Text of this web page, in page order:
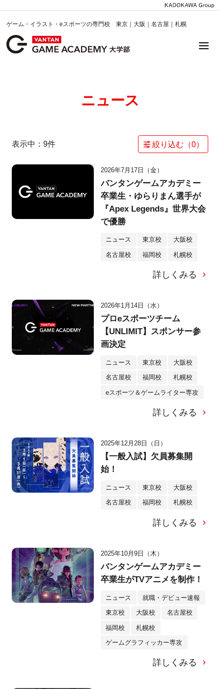
ゲーム・イラスト・eスポーツの専門校 東京｜大阪｜名古屋｜札幌
ニュース
表示中： 9件 絞り込む（0）
2026年7月17日（金）
バンタンゲームアカデミー
卒業生・ゆらりまん選手が
『Apex Legends』世界大会
で優勝
ニュース 東京校 大阪校
名古屋校 福岡校 札幌校
詳しくみる
2026年1月14日（水）
プロeスポーツチーム
【UNLIMIT】スポンサー参
画決定
ニュース 東京校 大阪校
名古屋校 福岡校 札幌校
eスポーツ＆ゲームライター専攻
詳しくみる
2025年12月28日（日）
【一般入試】欠員募集開
始！
ニュース 東京校 大阪校
名古屋校 福岡校 札幌校
詳しくみる
2025年10月9日（木）
バンタンゲームアカデミー
卒業生がTVアニメを制作！
ニュース 就職・デビュー速報
東京校 大阪校 名古屋校
福岡校 札幌校
ゲームグラフィッカー専攻
詳しくみる